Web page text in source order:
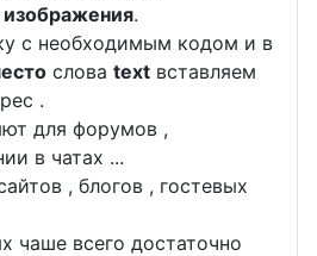
изображения.
с необходимым кодом и в
слова text вставляем
.
для форумов ,
в чатах ...
, блогов , гостевых
чаше всего достаточно